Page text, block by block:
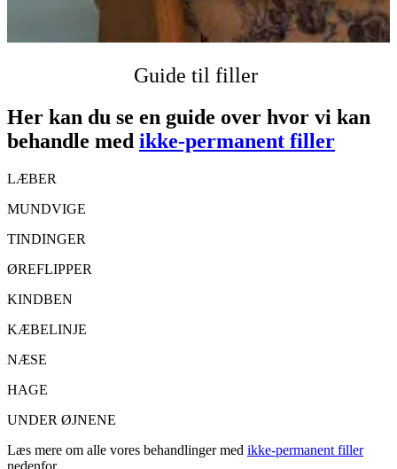
Guide til filler
Her kan du se en guide over hvor vi kan
behandle med ikke-permanent filler
LÆBER
MUNDVIGE
TINDINGER
ØREFLIPPER
KINDBEN
KÆBELINJE
NÆSE
HAGE
UNDER ØJNENE
Læs mere om alle vores behandlinger med ikke-permanent filler
nedenfor.